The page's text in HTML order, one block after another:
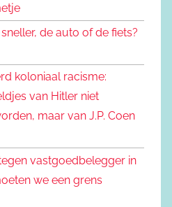
de auto of de fiets?
koloniaal racisme:
van Hitler niet
maar van J.P. Coen
vastgoedbelegger in
we een grens